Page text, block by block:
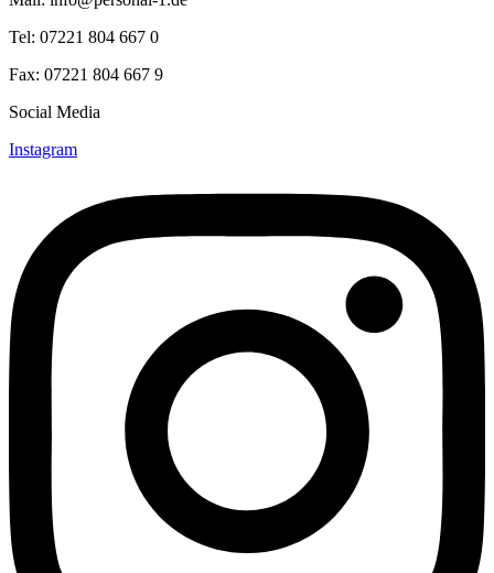
Tel: 07221 804 667 0
Fax: 07221 804 667 9
Social Media
Instagram